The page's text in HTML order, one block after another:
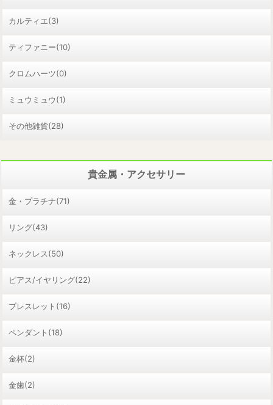
カルティエ(3)
ティファニー(10)
クロムハーツ(0)
ミュウミュウ(1)
その他雑貨(28)
貴金属・アクセサリー
金・プラチナ(71)
リング(43)
ネックレス(50)
ピアス/イヤリング(22)
ブレスレット(16)
ペンダント(18)
金杯(2)
金歯(2)